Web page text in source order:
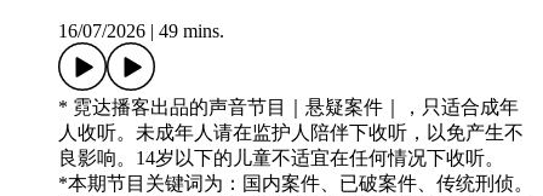
16/07/2026 49 mins.
* 霓达播客出品的声音节目｜悬疑案件｜，只适合成年
人收听。未成年人请在监护人陪伴下收听，以免产生不
良影响。14岁以下的儿童不适宜在任何情况下收听。
*本期节目关键词为：国内案件、已破案件、传统刑侦。